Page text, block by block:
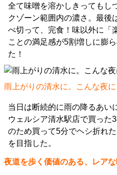
全て味噌を溶かしきってもし
クゾーン範囲内の濃さ。最後
べ切って、完食！味以外に「
ことの満足感が5割増しに膨
た！
雨上がりの清水に。こんな夜
当日は断続的に雨の降るあい
ウェルシア清水駅店で買った
のため買って5分でヘシ折れ
を目指した。
夜道を歩く価値のある、レア